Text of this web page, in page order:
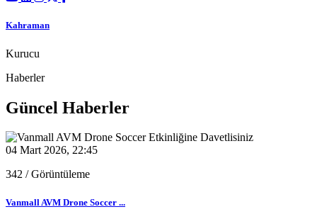
Kahraman
Kurucu
Haberler
Güncel Haberler
04 Mart 2026, 22:45
342 / Görüntüleme
Vanmall AVM Drone Soccer ...